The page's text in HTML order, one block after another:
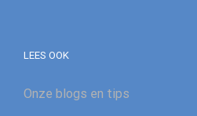
LEES OOK
Onze blogs en tips